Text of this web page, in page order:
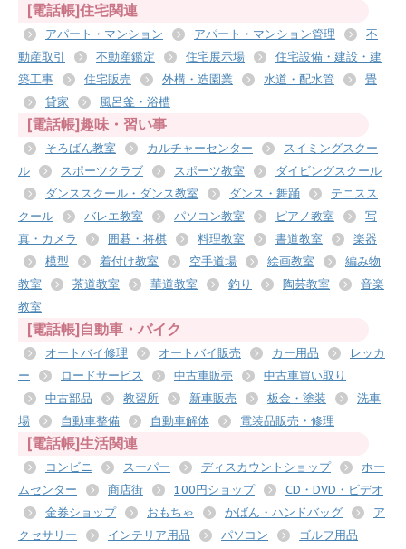
[電話帳]住宅関連
アパート・マンション アパート・マンション管理
不
動産取引
不動産鑑定 住宅展示場
住宅設備・建設・建
築工事
住宅販売 外構・造園業 水道・配水管
畳
貸家
風呂釜・浴槽
[電話帳]趣味・習い事
そろばん教室 カルチャーセンター
スイミングスクー
ル
スポーツクラブ スポーツ教室
ダイビングスクール
ダンススクール・ダンス教室
ダンス・舞踊
テニスス
クール
バレエ教室 パソコン教室 ピアノ教室
写
真・カメラ
囲碁・将棋 料理教室 書道教室
楽器
模型
着付け教室 空手道場 絵画教室
編み物
教室
茶道教室 華道教室 釣り 陶芸教室
音楽
教室
[電話帳]自動車・バイク
オートバイ修理 オートバイ販売 カー用品
レッカ
ー
ロードサービス 中古車販売
中古車買い取り
中古部品
教習所 新車販売 板金・塗装
洗車
場
自動車整備 自動車解体 電装品販売・修理
[電話帳]生活関連
コンビニ スーパー ディスカウントショップ
ホー
ムセンター
商店街 100円ショップ
CD・DVD・ビデオ
金券ショップ
おもちゃ かばん・ハンドバッグ
ア
クセサリー
インテリア用品 パソコン
ゴルフ用品